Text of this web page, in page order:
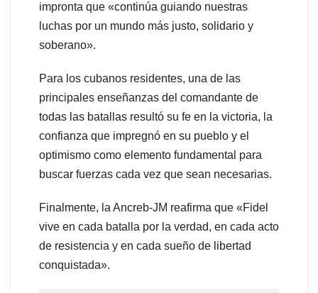
impronta que «continúa guiando nuestras
luchas por un mundo más justo, solidario y
soberano».
Para los cubanos residentes, una de las
principales enseñanzas del comandante de
todas las batallas resultó su fe en la victoria, la
confianza que impregnó en su pueblo y el
optimismo como elemento fundamental para
buscar fuerzas cada vez que sean necesarias.
Finalmente, la Ancreb-JM reafirma que «Fidel
vive en cada batalla por la verdad, en cada acto
de resistencia y en cada sueño de libertad
conquistada».